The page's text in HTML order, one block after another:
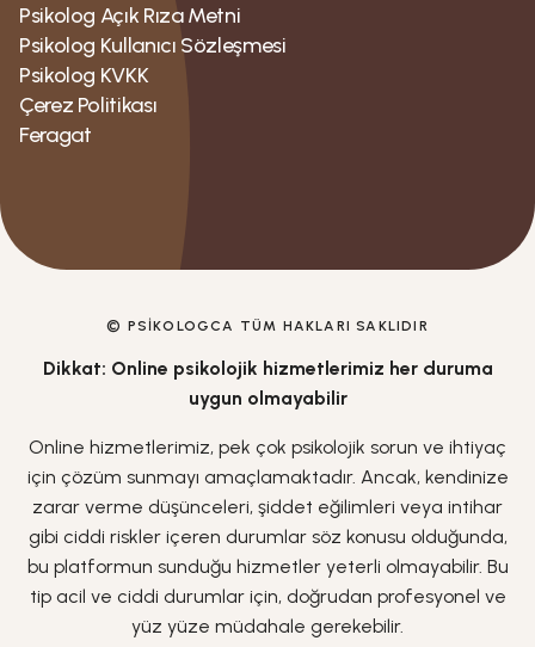
Psikolog Açık Rıza Metni
Psikolog Kullanıcı Sözleşmesi
Psikolog KVKK
Çerez Politikası
Feragat
© PSIKOLOGCA TÜM HAKLARI SAKLIDIR
Dikkat: Online psikolojik hizmetlerimiz her duruma
uygun olmayabilir
Online hizmetlerimiz, pek çok psikolojik sorun ve ihtiyaç
için çözüm sunmayı amaçlamaktadır. Ancak, kendinize
zarar verme düşünceleri, şiddet eğilimleri veya intihar
gibi ciddi riskler içeren durumlar söz konusu olduğunda,
bu platformun sunduğu hizmetler yeterli olmayabilir. Bu
tip acil ve ciddi durumlar için, doğrudan profesyonel ve
yüz yüze müdahale gerekebilir.